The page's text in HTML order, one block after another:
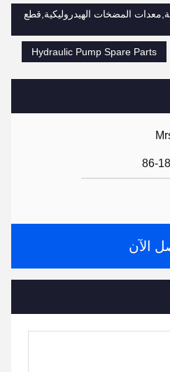
86-
الآن
المضخات الهيدروليكية,قطع
Hydraulic Pump Spare Parts